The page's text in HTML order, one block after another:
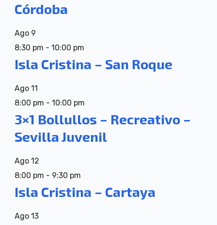
Córdoba
Ago 9
8:30 pm - 10:00 pm
Isla Cristina – San Roque
Ago 11
8:00 pm - 10:00 pm
3×1 Bollullos – Recreativo –
Sevilla Juvenil
Ago 12
8:00 pm - 9:30 pm
Isla Cristina – Cartaya
Ago 13